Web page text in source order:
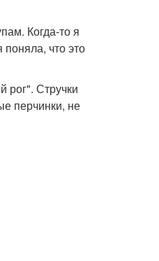
Когда-то я
что это
рог". Стручки
перчинки, не